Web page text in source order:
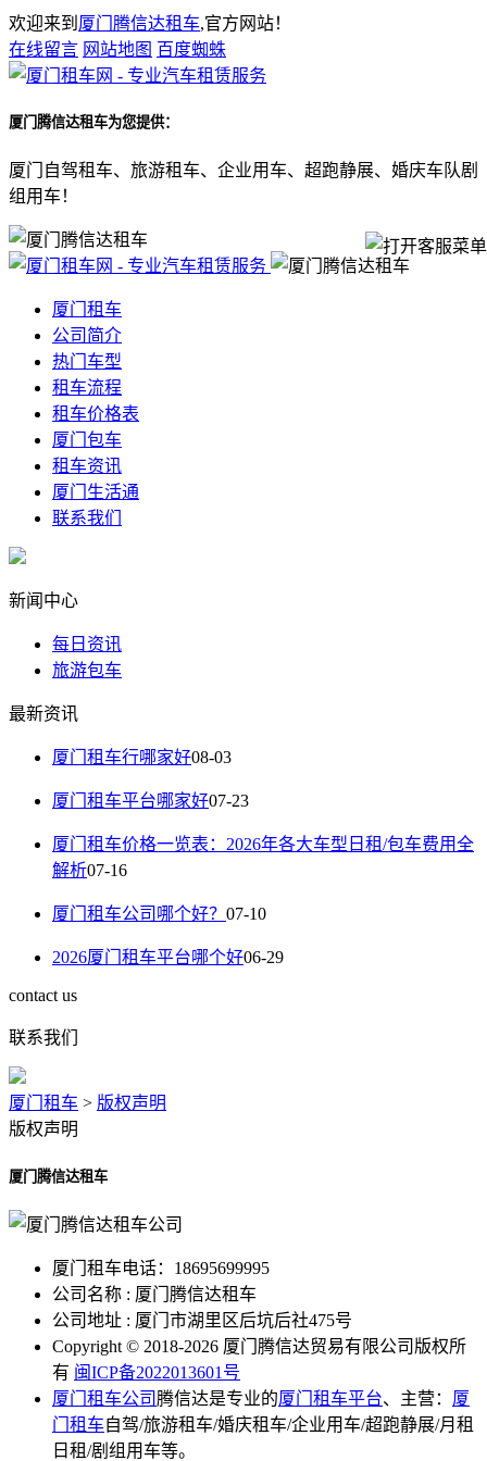
欢迎来到 厦门腾信达租车,官方网站！
在线留言 网站地图 百度蜘蛛
厦门腾信达租车为您提供：
厦门自驾租车、旅游租车、企业用车、超跑静展、婚庆车队剧
组用车！
厦门租车
公司简介
热门车型
租车流程
租车价格表
厦门包车
租车资讯
厦门生活通
联系我们
新闻中心
每日资讯
旅游包车
最新资讯
厦门租车行哪家好08-03
厦门租车平台哪家好07-23
厦门租车价格一览表：2026年各大车型日租/包车费用全
解析07-16
厦门租车公司哪个好？ 07-10
2026厦门租车平台哪个好06-29
contact us
联系我们
厦门租车 > 版权声明
版权声明
厦门腾信达租车
厦门租车电话：18695699995
公司名称 : 厦门腾信达租车
公司地址 : 厦门市湖里区后坑后社475号
Copyright © 2018-2026 厦门腾信达贸易有限公司版权所
有 闽ICP备2022013601号
厦门租车公司 腾信达是专业的厦门租车平台、主营： 厦
门租车自驾/旅游租车/婚庆租车/企业用车/超跑静展/月租
日租/剧组用车等。